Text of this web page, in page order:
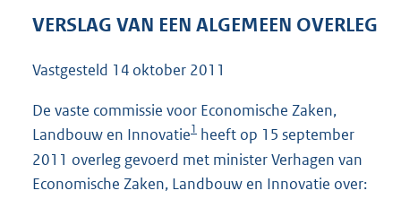
e
0
VERSLAG VAN EEN ALGEMEEN OVERLEG
Vastgesteld 14 oktober 2011
De vaste commissie voor Economische Zaken,
Landbouw en Innovatie1 heeft op 15 september
2011 overleg gevoerd met minister Verhagen van
Economische Zaken, Landbouw en Innovatie over: